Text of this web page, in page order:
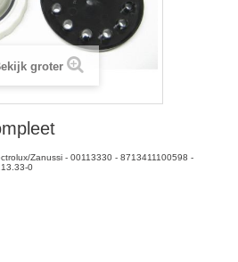
groter
Zanussi - 00113330 - 8713411100598 -
0